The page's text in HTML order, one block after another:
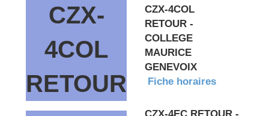
CZX-
4COL
RETOUR
CZX-4COL
RETOUR -
COLLEGE
MAURICE
GENEVOIX
Fiche horaires